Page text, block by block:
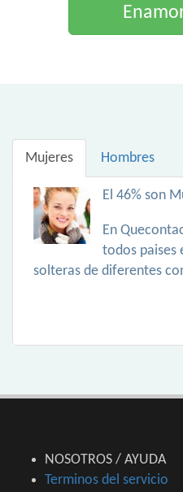
Mujeres Hombres
El 46% son
En
todos paises
solteras de diferentes
NOSOTROS / AYUDA
Terminos del servicio